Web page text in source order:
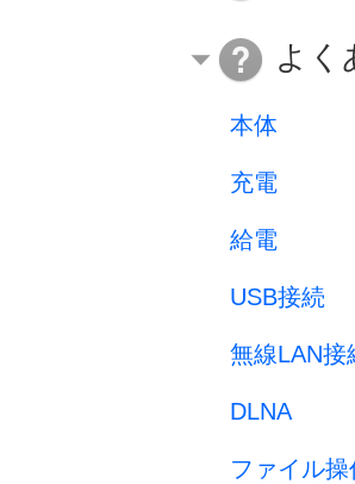
よく
本体
充電
給電
USB接続
無線LAN接
DLNA
ファイル操